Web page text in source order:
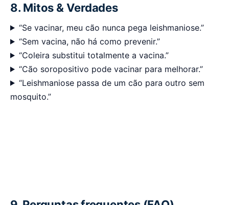
8. Mitos & Verdades
“Se vacinar, meu cão nunca pega leishmaniose.”
“Sem vacina, não há como prevenir.”
“Coleira substitui totalmente a vacina.”
“Cão soropositivo pode vacinar para melhorar.”
“Leishmaniose passa de um cão para outro sem
mosquito.”